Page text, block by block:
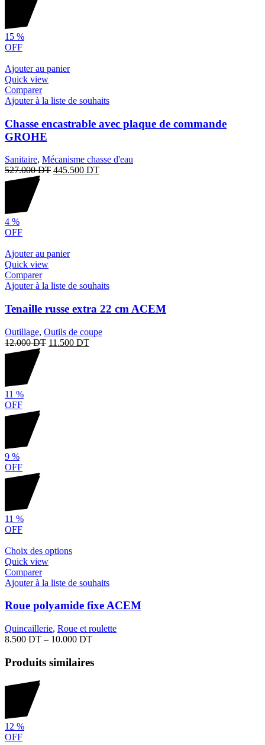
15 %
OFF
Ajouter au panier
Quick view
Comparer
Ajouter à la liste de souhaits
Chasse encastrable avec plaque de commande
GROHE
Sanitaire, Mécanisme chasse d'eau
527.000DT 445.500 DT
4 %
OFF
Ajouter au panier
Quick view
Comparer
Ajouter à la liste de souhaits
Tenaille russe extra 22 cm ACEM
Outillage, Outils de coupe
12.000DT 11.500 DT
11 %
OFF
9 %
OFF
11 %
OFF
Choix des options
Quick view
Comparer
Ajouter à la liste de souhaits
Roue polyamide fixe ACEM
Quincaillerie, Roue et roulette
8.500 DT – 10.000 DT
Produits similaires
12 %
OFF